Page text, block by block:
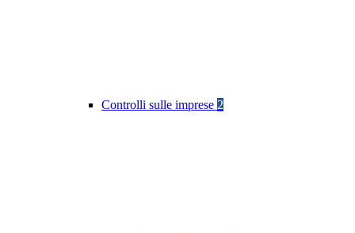
Controlli sulle imprese 2